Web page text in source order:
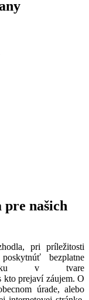
pre našich
pri príležitosti
bezplatne
v tvare
kto prejaví záujem. O
úrade, alebo